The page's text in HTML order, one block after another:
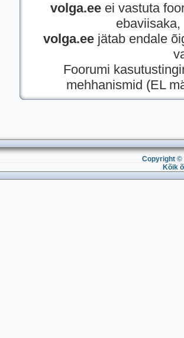
volga.eeei vastuta
volga.ee jätab endale
Foorumi
mehhanismid (EL
Copyright ©
Kõik